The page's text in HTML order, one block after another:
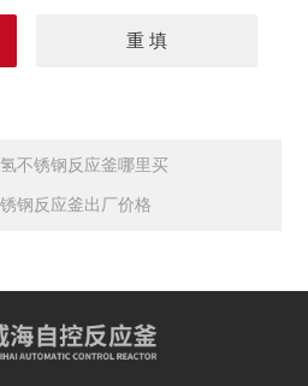
不锈钢反应釜哪里买
钢反应釜出厂价格